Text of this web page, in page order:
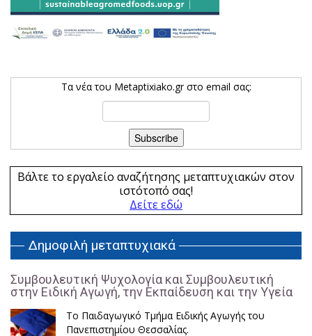
Τα νέα του Metaptixiako.gr στο email σας:
Βάλτε το εργαλείο αναζήτησης μεταπτυχιακών στον
ιστότοπό σας!
Δείτε εδώ
Δημοφιλή μεταπτυχιακά
Συμβουλευτική Ψυχολογία και Συμβουλευτική
στην Ειδική Αγωγή, την Εκπαίδευση και την Υγεία
Το Παιδαγωγικό Τμήμα Ειδικής Αγωγής του
Πανεπιστημίου Θεσσαλίας.